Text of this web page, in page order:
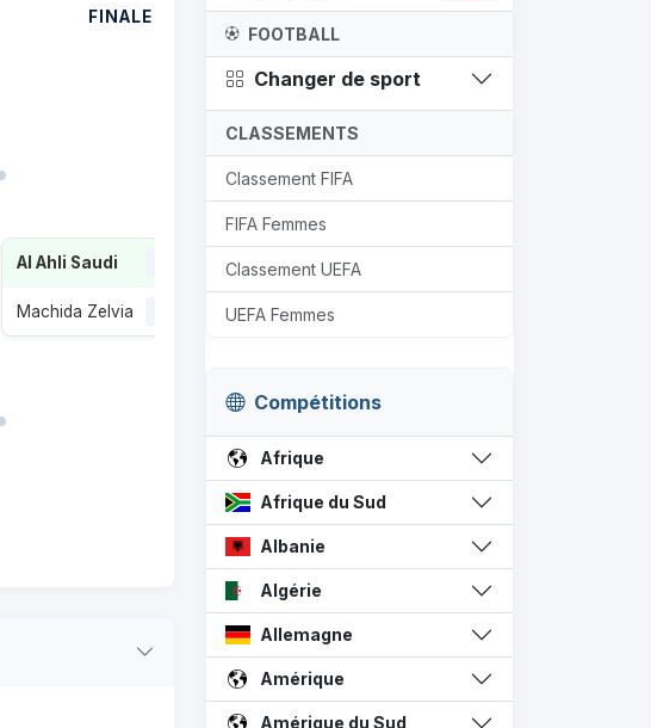
FINALE
Al Ahli Saudi
Machida Zelvia
FOOTBALL
Changer de sport
CLASSEMENTS
Classement FIFA
FIFA Femmes
Classement UEFA
UEFA Femmes
Compétitions
Afrique
Afrique du Sud
Albanie
Algérie
Allemagne
Amérique
Amérique du Sud